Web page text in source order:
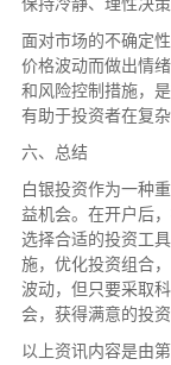
面对市场的不确定
价格波动而做出情
和风险控制措施，
有助于投资者在复
六、总结
白银投资作为一种
益机会。在开户后
选择合适的投资工
施，优化投资组合
波动，但只要采取
会，获得满意的投资
以上资讯内容是由